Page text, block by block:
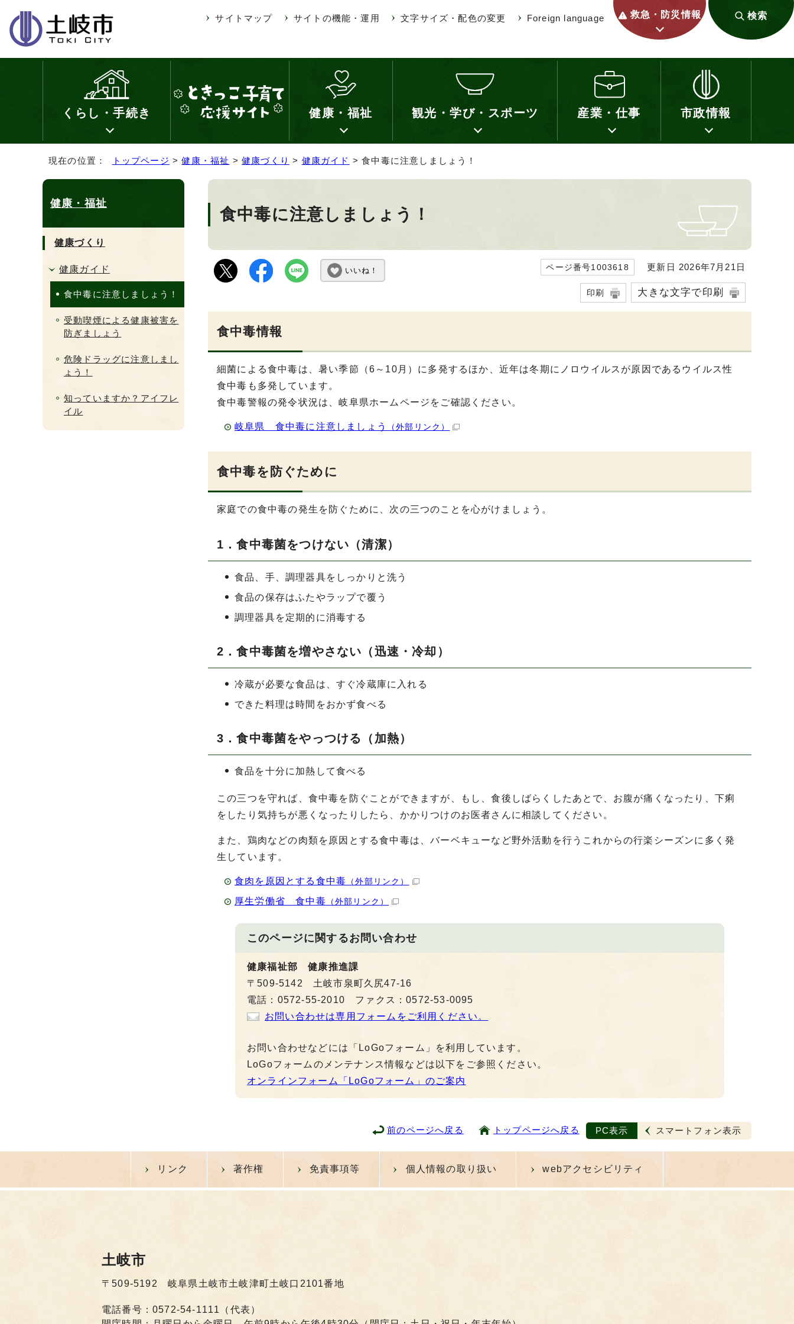
サイトマップ サイトの機能・運用 文字サイズ・配色の変更 Foreign language 救急・防災情報 検索
くらし・手続き 健康・福祉 観光・学び・スポーツ 産業・仕事 市政情報
現在の位置： トップページ >健康・福祉 >健康づくり > 健康ガイド > 食中毒に注意しましょう！
食中毒に注意しましょう！
いいね！ ページ番号1003618 更新日 2026年7月21日
印刷 大きな文字で印刷
食中毒情報
細菌による食中毒は、暑い季節（6～10月）に多発するほか、近年は冬期にノロウイルスが原因であるウイルス性
食中毒も多発しています。
食中毒警報の発令状況は、岐阜県ホームページをご確認ください。
岐阜県 食中毒に注意しましょう （外部リンク）
食中毒を防ぐために
家庭での食中毒の発生を防ぐために、次の三つのことを心がけましょう。
1．食中毒菌をつけない（清潔）
食品、手、調理器具をしっかりと洗う
食品の保存はふたやラップで覆う
調理器具を定期的に消毒する
2．食中毒菌を増やさない（迅速・冷却）
冷蔵が必要な食品は、すぐ冷蔵庫に入れる
できた料理は時間をおかず食べる
3．食中毒菌をやっつける（加熱）
食品を十分に加熱して食べる
この三つを守れば、食中毒を防ぐことができますが、もし、食後しばらくしたあとで、お腹が痛くなったり、下痢
をしたり気持ちが悪くなったりしたら、かかりつけのお医者さんに相談してください。
また、鶏肉などの肉類を原因とする食中毒は、バーベキューなど野外活動を行うこれからの行楽シーズンに多く発
生しています。
食肉を原因とする食中毒 （外部リンク）
厚生労働省 食中毒 （外部リンク）
このページに関するお問い合わせ
健康福祉部 健康推進課
〒509-5142 土岐市泉町久尻47-16
電話：0572-55-2010 ファクス：0572-53-0095
お問い合わせは専用フォームをご利用ください。
お問い合わせなどには「LoGoフォーム」を利用しています。
LoGoフォームのメンテナンス情報などは以下をご参照ください。
オンラインフォーム「LoGoフォーム」のご案内
健康・福祉
健康づくり
健康ガイド
食中毒に注意しましょう！
受動喫煙による健康被害を
防ぎましょう
危険ドラッグに注意しまし
ょう！
知っていますか？アイフレ
イル
前のページへ戻る トップページへ戻る PC表示 スマートフォン表示
リンク 著作権 免責事項等 個人情報の取り扱い webアクセシビリティ
土岐市
〒509-5192 岐阜県土岐市土岐津町土岐口2101番地
電話番号：0572-54-1111（代表）